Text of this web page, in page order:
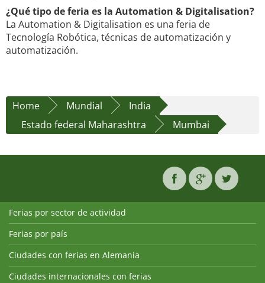
¿Qué tipo de feria es la Automation & Digitalisation?
La Automation & Digitalisation es una feria de
Tecnología Robótica, técnicas de automatización y
automatización.
Home Mundial
India
Estado federal Maharashtra
Mumbai
Ferias por sector de actividad
Ferias por país
Ciudades con ferias en Alemania
Ciudades internacionales con ferias